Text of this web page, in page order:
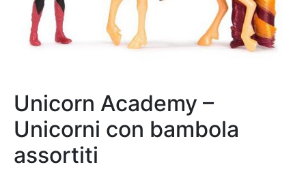
Unicorn Academy –
Unicorni con bambola
assortiti